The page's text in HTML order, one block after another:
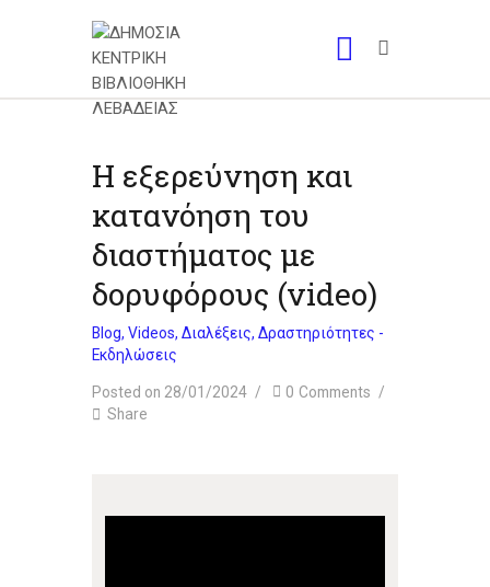
Η εξερεύνηση και
κατανόηση του
διαστήματος με
δορυφόρους (video)
Blog, Videos, Διαλέξεις, Δραστηριότητες -
Εκδηλώσεις
Posted on 28/01/2024 0 Comments
Share